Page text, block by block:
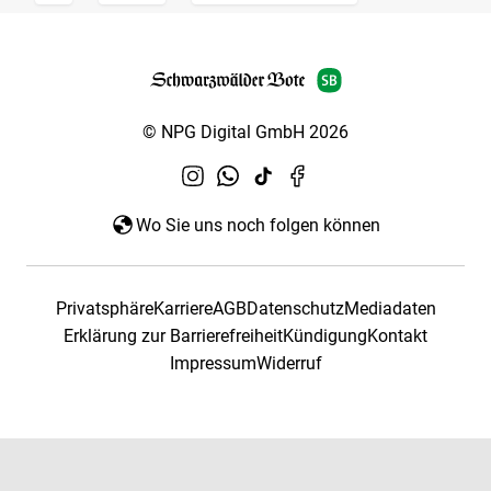
© NPG Digital GmbH 2026
Wo Sie uns noch folgen können
PrivatsphäreKarriereAGBDatenschutzMediadaten
Erklärung zur BarrierefreiheitKündigungKontakt
ImpressumWiderruf